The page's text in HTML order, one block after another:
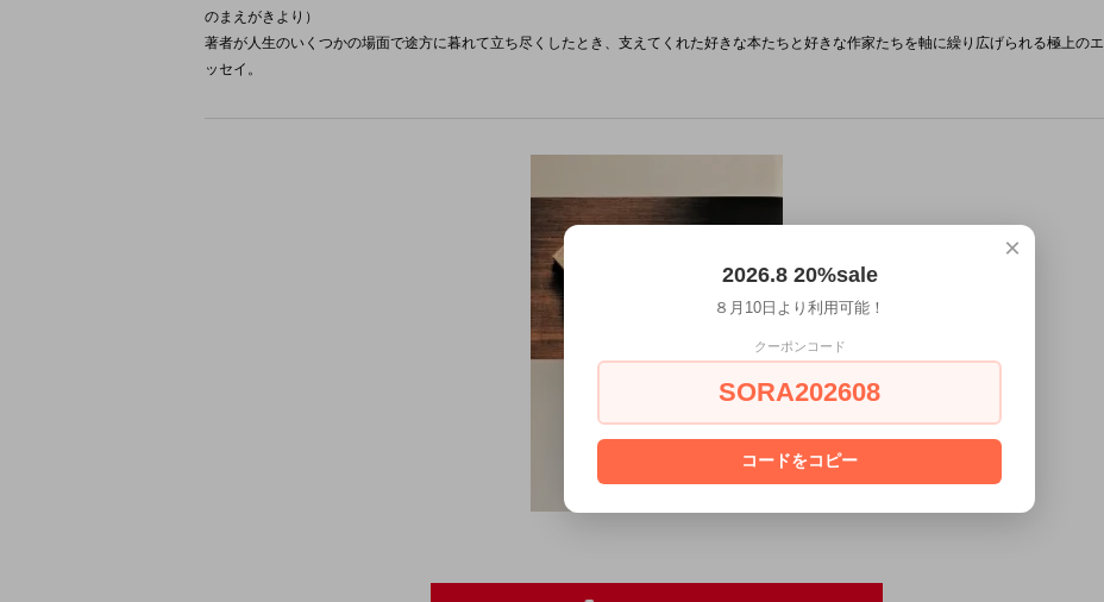
のまえがきより）
著者が人生のいくつかの場面で途方に暮れて立ち尽くしたとき、支えてくれた好きな本たちと好きな作家たちを軸に繰り広げられる極上のエ
ッセイ。
×
2026.8 20%sale
８月10日より利用可能！
クーポンコード
SORA202608
コードをコピー